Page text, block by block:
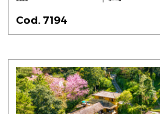
Cod. 7194